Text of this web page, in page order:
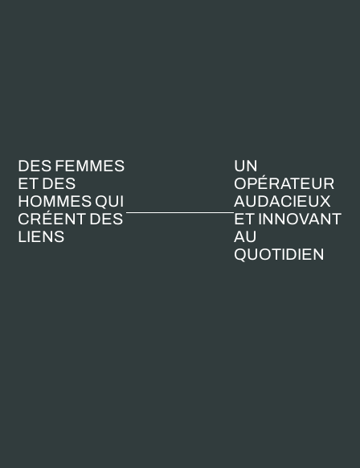
DES FEMMES
ET DES
HOMMES QUI
CRÉENT DES
LIENS
UN
OPÉRATEUR
AUDACIEUX
ET INNOVANT
AU
QUOTIDIEN